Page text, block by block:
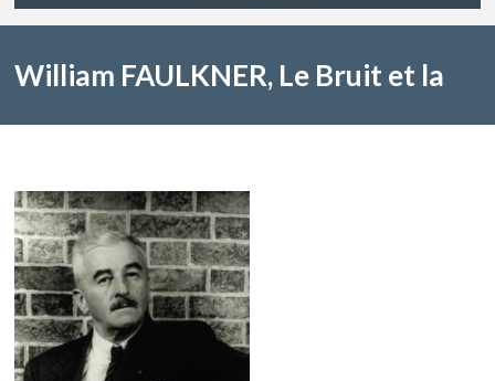
William FAULKNER, Le Bruit et la